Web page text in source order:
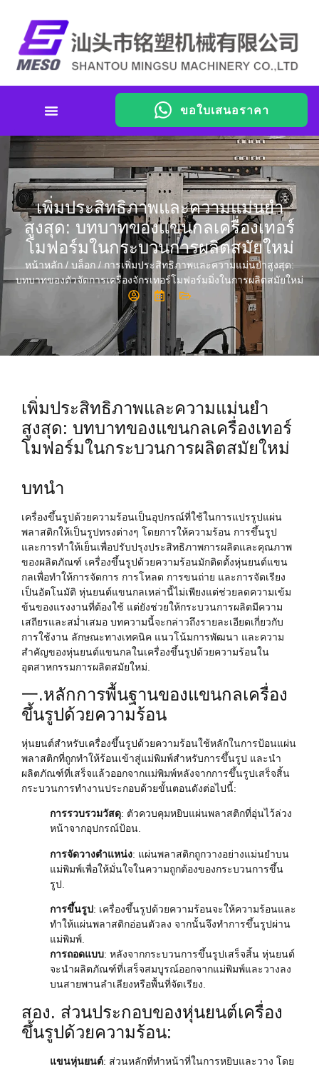
ขอใบเสนอราคา
เพิ่มประสิทธิภาพและความแม่นยำ
สูงสุด: บทบาทของแขนกลเครื่องเทอร์
โมฟอร์มในกระบวนการผลิตสมัยใหม่
หน้าหลัก / บล็อก / การเพิ่มประสิทธิภาพและความแม่นยำสูงสุด:
บทบาทของตัวจัดการเครื่องจักรเทอร์โมฟอร์มมิ่งในการผลิตสมัยใหม่
เพิ่มประสิทธิภาพและความแม่นยำ
สูงสุด: บทบาทของแขนกลเครื่องเทอร์
โมฟอร์มในกระบวนการผลิตสมัยใหม่
บทนำ
เครื่องขึ้นรูปด้วยความร้อนเป็นอุปกรณ์ที่ใช้ในการแปรรูปแผ่น
พลาสติกให้เป็นรูปทรงต่างๆ โดยการให้ความร้อน การขึ้นรูป
และการทำให้เย็นเพื่อปรับปรุงประสิทธิภาพการผลิตและคุณภาพ
ของผลิตภัณฑ์ เครื่องขึ้นรูปด้วยความร้อนมักติดตั้งหุ่นยนต์แขน
กลเพื่อทำให้การจัดการ การโหลด การขนถ่าย และการจัดเรียง
เป็นอัตโนมัติ หุ่นยนต์แขนกลเหล่านี้ไม่เพียงแต่ช่วยลดความเข้ม
ข้นของแรงงานที่ต้องใช้ แต่ยังช่วยให้กระบวนการผลิตมีความ
เสถียรและสม่ำเสมอ บทความนี้จะกล่าวถึงรายละเอียดเกี่ยวกับ
การใช้งาน ลักษณะทางเทคนิค แนวโน้มการพัฒนา และความ
สำคัญของหุ่นยนต์แขนกลในเครื่องขึ้นรูปด้วยความร้อนใน
อุตสาหกรรมการผลิตสมัยใหม่.
一.หลักการพื้นฐานของแขนกลเครื่อง
ขึ้นรูปด้วยความร้อน
หุ่นยนต์สำหรับเครื่องขึ้นรูปด้วยความร้อนใช้หลักในการป้อนแผ่น
พลาสติกที่ถูกทำให้ร้อนเข้าสู่แม่พิมพ์สำหรับการขึ้นรูป และนำ
ผลิตภัณฑ์ที่เสร็จแล้วออกจากแม่พิมพ์หลังจากการขึ้นรูปเสร็จสิ้น
กระบวนการทำงานประกอบด้วยขั้นตอนดังต่อไปนี้:
การรวบรวมวัสดุ: ตัวควบคุมหยิบแผ่นพลาสติกที่อุ่นไว้ล่วง
หน้าจากอุปกรณ์ป้อน.
การจัดวางตำแหน่ง: แผ่นพลาสติกถูกวางอย่างแม่นยำบน
แม่พิมพ์เพื่อให้มั่นใจในความถูกต้องของกระบวนการขึ้น
รูป.
การขึ้นรูป: เครื่องขึ้นรูปด้วยความร้อนจะให้ความร้อนและ
ทำให้แผ่นพลาสติกอ่อนตัวลง จากนั้นจึงทำการขึ้นรูปผ่าน
แม่พิมพ์.
การถอดแบบ: หลังจากกระบวนการขึ้นรูปเสร็จสิ้น หุ่นยนต์
จะนำผลิตภัณฑ์ที่เสร็จสมบูรณ์ออกจากแม่พิมพ์และวางลง
บนสายพานลำเลียงหรือพื้นที่จัดเรียง.
สอง. ส่วนประกอบของหุ่นยนต์เครื่อง
ขึ้นรูปด้วยความร้อน:
แขนหุ่นยนต์: ส่วนหลักที่ทำหน้าที่ในการหยิบและวาง โดย